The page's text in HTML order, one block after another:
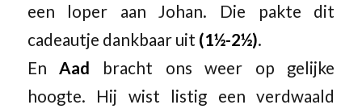
een loper aan Johan. Die pakte dit
cadeautje dankbaar uit (1½-2½).
EnAad bracht ons weer op gelijke
hoogte. Hij wist listig een verdwaald